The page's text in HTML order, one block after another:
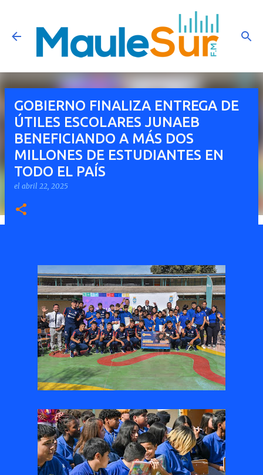
Ir al contenido principal
GOBIERNO FINALIZA ENTREGA DE
ÚTILES ESCOLARES JUNAEB
BENEFICIANDO A MÁS DOS
MILLONES DE ESTUDIANTES EN
TODO EL PAÍS
el abril 22, 2025